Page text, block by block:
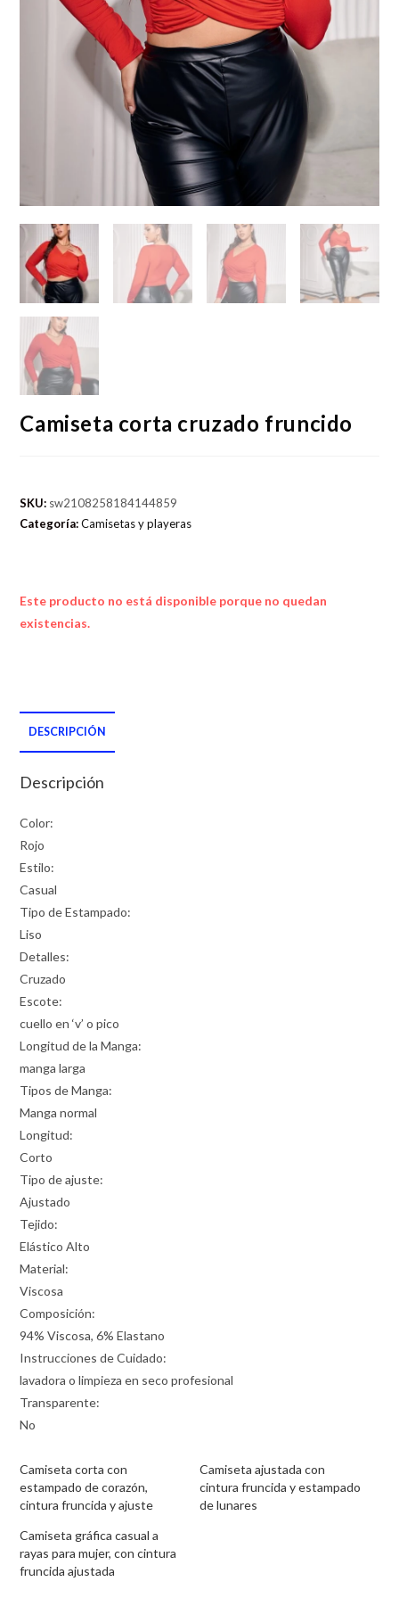
Camiseta corta cruzado fruncido
SKU: sw2108258184144859
Categoría:Camisetas y playeras
Este producto no está disponible porque no quedan
existencias.
DESCRIPCIÓN
Descripción
Color:
Rojo
Estilo:
Casual
Tipo de Estampado:
Liso
Detalles:
Cruzado
Escote:
cuello en ‘v’ o pico
Longitud de la Manga:
manga larga
Tipos de Manga:
Manga normal
Longitud:
Corto
Tipo de ajuste:
Ajustado
Tejido:
Elástico Alto
Material:
Viscosa
Composición:
94% Viscosa, 6% Elastano
Instrucciones de Cuidado:
lavadora o limpieza en seco profesional
Transparente:
No
Camiseta corta con
estampado de corazón,
cintura fruncida y ajuste
Camiseta ajustada con
cintura fruncida y estampado
de lunares
Camiseta gráfica casual a
rayas para mujer, con cintura
fruncida ajustada